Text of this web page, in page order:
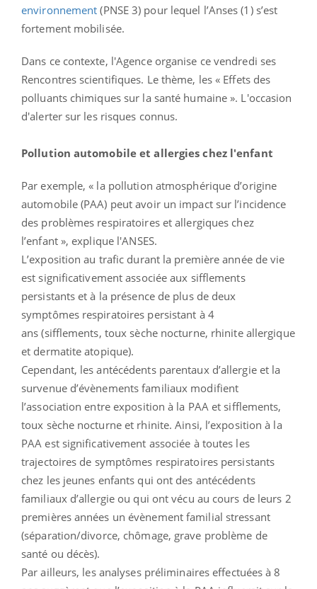
environnement(PNSE 3) pour lequel l’Anses (1) s’est
fortement mobilisée.
Dans ce contexte, l'Agence organise ce vendredi ses
Rencontres scientifiques. Le thème, les « Effets des
polluants chimiques sur la santé humaine ». L'occasion
d'alerter sur les risques connus.
Pollution automobile et allergies chez l'enfant
Par exemple, « la pollution atmosphérique d’origine
automobile (PAA) peut avoir un impact sur l’incidence
des problèmes respiratoires et allergiques chez
l’enfant », explique l'ANSES.
L’exposition au trafic durant la première année de vie
est significativement associée aux sifflements
persistants et à la présence de plus de deux
symptômes respiratoires persistant à 4
ans (sifflements, toux sèche nocturne, rhinite allergique
et dermatite atopique).
Cependant, les antécédents parentaux d’allergie et la
survenue d’évènements familiaux modifient
l’association entre exposition à la PAA et sifflements,
toux sèche nocturne et rhinite. Ainsi, l’exposition à la
PAA est significativement associée à toutes les
trajectoires de symptômes respiratoires persistants
chez les jeunes enfants qui ont des antécédents
familiaux d’allergie ou qui ont vécu au cours de leurs 2
premières années un évènement familial stressant
(séparation/divorce, chômage, grave problème de
santé ou décès).
Par ailleurs, les analyses préliminaires effectuées à 8